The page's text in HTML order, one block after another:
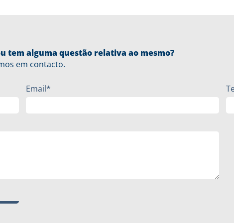
tem alguma questão relativa ao mesmo?
em contacto.
Email*